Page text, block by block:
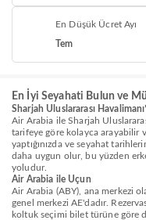
En Düşük Ücret Ayı
Tem
En İyi Seyahati Bulun ve
Sharjah Uluslararası
Air Arabia ile Sharjah
tarifeye göre kolayca arayabilir
yaptığınızda ve seyahat
daha uygun olur, bu yüzden
yoludur.
Air Arabia ile Uçun
Air Arabia (ABY), ana merkezi
genel merkezi AE'dadır.
koltuk seçimi bilet türüne göre